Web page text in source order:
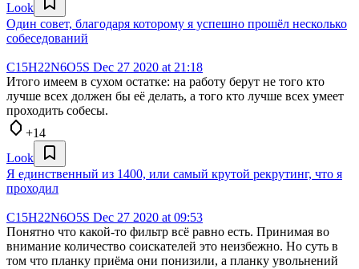
Look
Один совет, благодаря которому я успешно прошёл несколько
собеседований
C15H22N6O5S Dec 27 2020 at 21:18
Итого имеем в сухом остатке: на работу берут не того кто
лучше всех должен бы её делать, а того кто лучше всех умеет
проходить собесы.
+14
Look
Я единственный из 1400, или самый крутой рекрутинг, что я
проходил
C15H22N6O5S Dec 27 2020 at 09:53
Понятно что какой-то фильтр всё равно есть. Принимая во
внимание количество соискателей это неизбежно. Но суть в
том что планку приёма они понизили, а планку увольнений